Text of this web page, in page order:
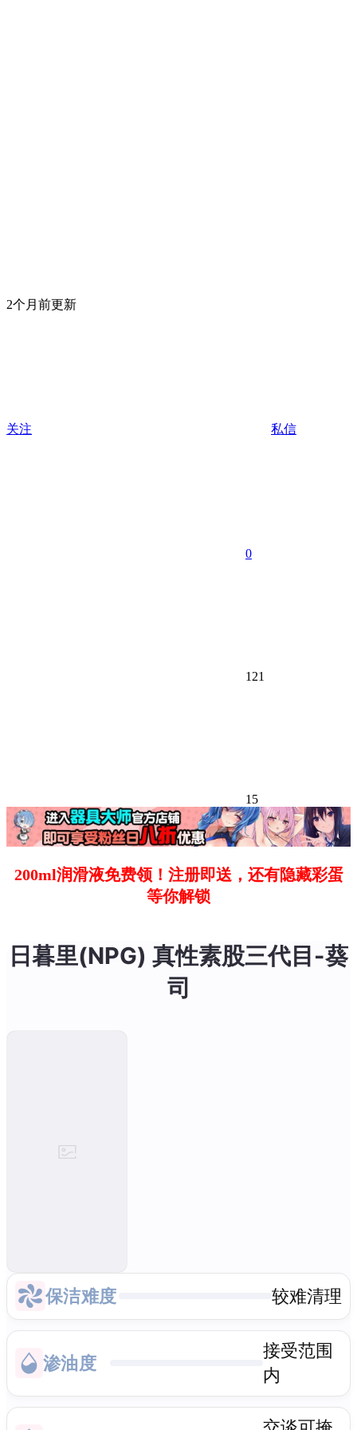
2个月前更新
关注 私信
0
121
15
200ml润滑液免费领！注册即送，还有隐藏彩蛋
等你解锁
日暮里(NPG) 真性素股三代目-葵
司
保洁难度 较难清理
渗油度
接受范围
内